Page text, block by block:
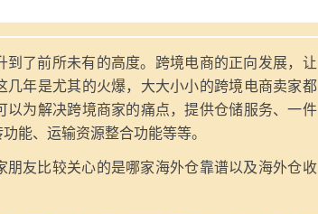
了前所未有的高度。跨境电商的正向发展，让
年是尤其的火爆，大大小小的跨境电商卖家都
为解决跨境商家的痛点，提供仓储服务、一件
能、运输资源整合功能等等。
朋友比较关心的是哪家海外仓靠谱以及海外仓收